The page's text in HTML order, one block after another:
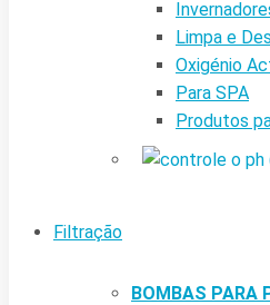
Limpa e
Oxigénio
Para SPA
Produtos
Filtração
BOMBAS PARA